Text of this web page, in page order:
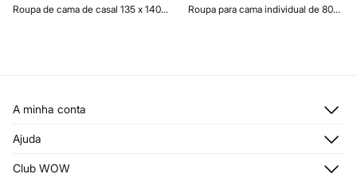
Roupa de cama de casal 135 x 140 cm Roupa para cama individual de 80x90
A minha conta
Registar-me
Moradas de envio
Ajuda
Club WOW